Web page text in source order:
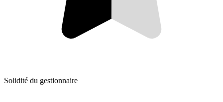
Solidité du gestionnaire